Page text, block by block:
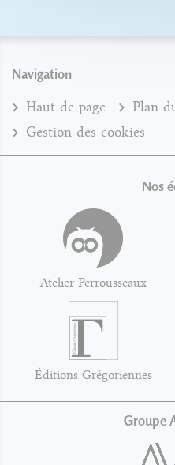
Navigation
Haut de page Plan
Gestion des cookies
Nos
Atelier Perrousseaux
Éditions Grégoriennes
Groupe